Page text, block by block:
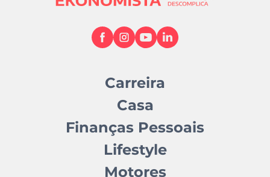
Carreira
Casa
Finanças Pessoais
Lifestyle
Motores